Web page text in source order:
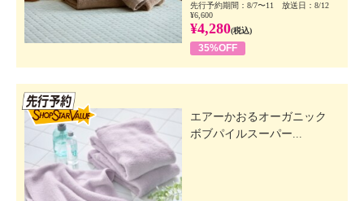
先行予約期間：8/7〜11 放送日：8/12
¥6,600
¥4,280(税込)
35%OFF
エアーかおるオーガニック
ボブパイルスーパー...